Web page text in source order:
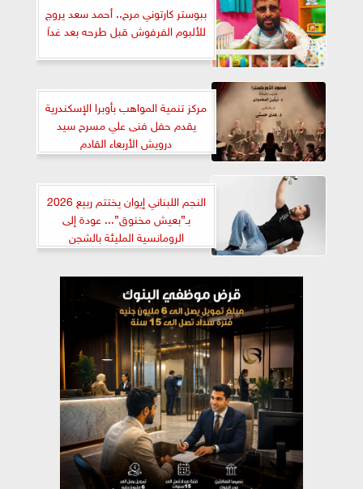
ببوستر كارتوني مرح.. أحمد سعد يروج
للألبوم الفرفوش قبل طرحه بعد غدآ
مركز تنمية المواهب بأوبرا الإسكندرية
يقدم حفل فنى علي مسرح سيد
درويش الأربعاء القادم
النجم اللبناني إيوان يختتم ربيع 2026
بـ”بعيش مخنوق”... عودة إلى
الرومانسية المليئة بالشجن